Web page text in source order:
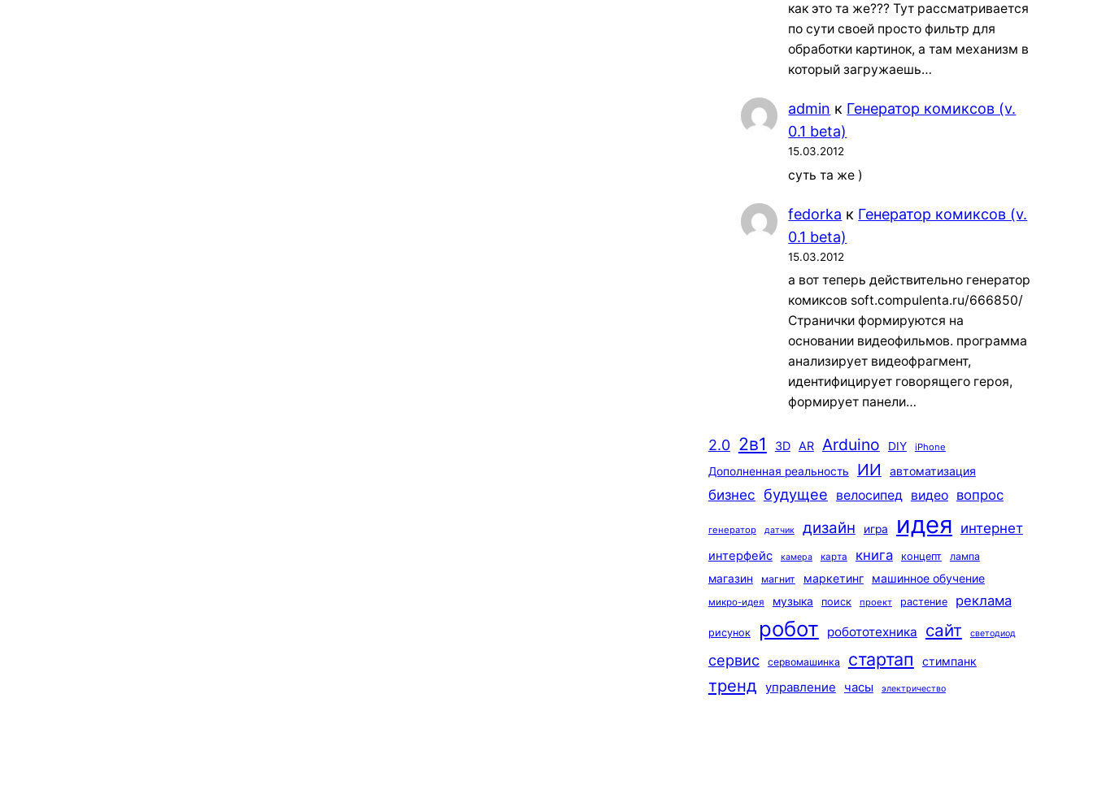
как это та же??? Тут рассматривается
по сути своей просто фильтр для
обработки картинок, а там механизм в
который загружаешь…
admin к Генератор комиксов (v.
0.1 beta)
15.03.2012
суть та же )
fedorka к Генератор комиксов (v.
0.1 beta)
15.03.2012
а вот теперь действительно генератор
комиксов soft.compulenta.ru/666850/
Странички формируются на
основании видеофильмов. программа
анализирует видеофрагмент,
идентифицирует говорящего героя,
формирует панели…
2.0 2в1 3D AR Arduino DIY iPhone
Дополненная реальность ИИ автоматизация
бизнес будущее велосипед видео вопрос
генератор датчик дизайн игра идея интернет
интерфейс камера карта книга концепт лампа
магазин магнит маркетинг машинное обучение
микро-идея музыка поиск проект растение реклама
рисунок робот робототехника сайт светодиод
сервис сервомашинка стартап стимпанк
тренд управление часы электричество